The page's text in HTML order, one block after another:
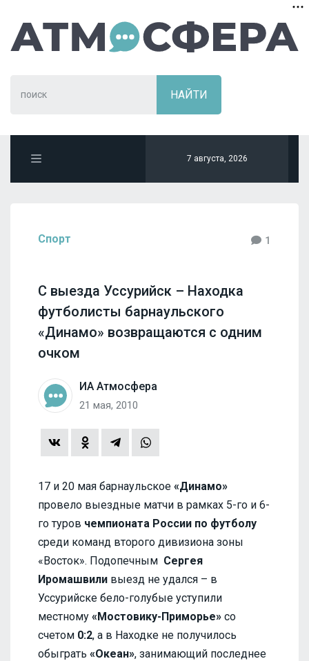
7 августа, 2026
Спорт 1
С выезда Уссурийск – Находка
футболисты барнаульского
«Динамо» возвращаются с одним
очком
ИА Атмосфера
21 мая, 2010
17 и 20 мая барнаульское «Динамо»
провело выездные матчи в рамках 5-го и 6-
го туров чемпионата России по футболу
среди команд второго дивизиона зоны
«Восток». Подопечным Сергея
Иромашвили выезд не удался – в
Уссурийске бело-голубые уступили
местному «Мостовику-Приморье» со
счетом 0:2, а в Находке не получилось
обыграть «Океан», занимающий последнее